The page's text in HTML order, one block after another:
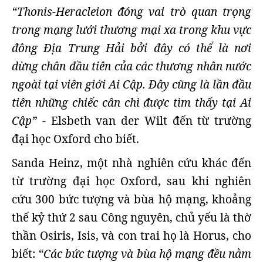
“Thonis-Heracleion đóng vai trò quan trọng
trong mạng lưới thương mại xa trong khu vực
đông Địa Trung Hải bởi đây có thể là nơi
dừng chân đầu tiên của các thương nhân nước
ngoài tại viên giới Ai Cập. Đây cũng là lần đầu
tiên những chiếc cân chì được tìm thấy tại Ai
Cập” - Elsbeth van der Wilt đến từ trường
đại học Oxford cho biết.
Sanda Heinz, một nhà nghiên cứu khác đến
từ trường đại học Oxford, sau khi nghiên
cứu 300 bức tượng và bùa hộ mạng, khoảng
thế kỷ thứ 2 sau Công nguyên, chủ yếu là thờ
thần Osiris, Isis, và con trai họ là Horus, cho
biết: “Các bức tượng và bùa hộ mạng đều nằm